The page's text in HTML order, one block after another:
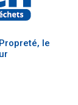
le